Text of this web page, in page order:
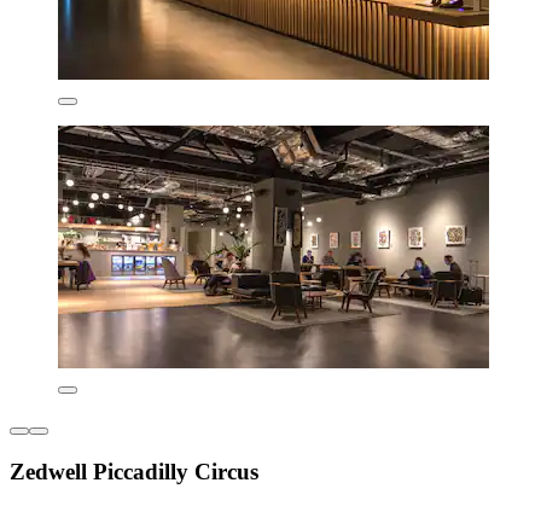
Zedwell Piccadilly Circus